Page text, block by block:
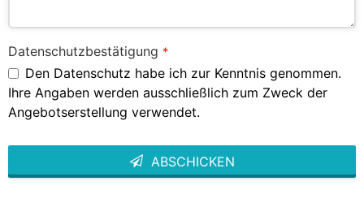
Datenschutzbestätigung *
Den Datenschutz habe ich zur Kenntnis genommen.
Ihre Angaben werden ausschließlich zum Zweck der
Angebotserstellung verwendet.
ABSCHICKEN